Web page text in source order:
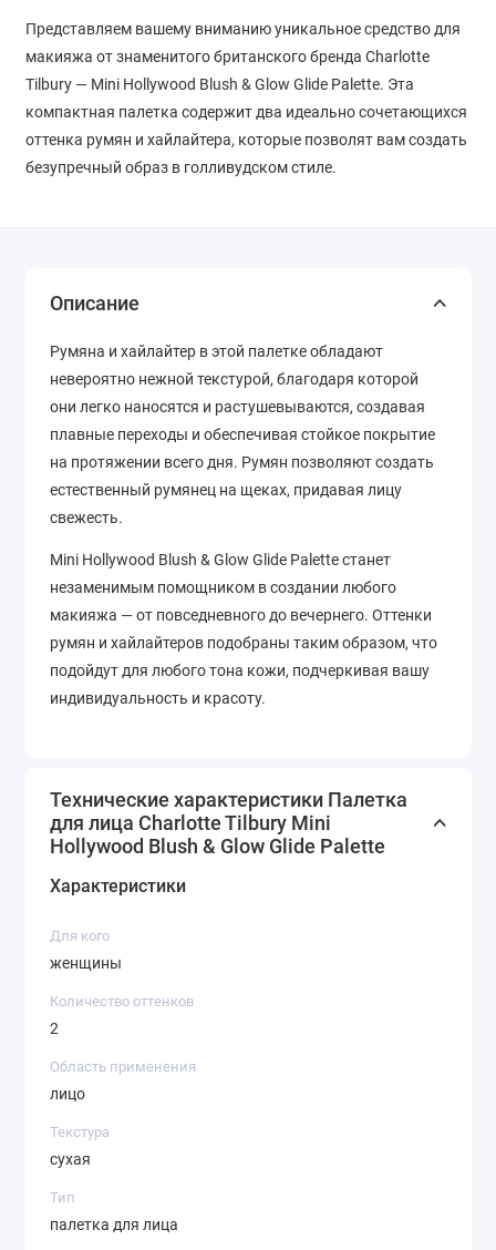
Представляем вашему вниманию уникальное средство для
макияжа от знаменитого британского бренда Charlotte
Tilbury — Mini Hollywood Blush & Glow Glide Palette. Эта
компактная палетка содержит два идеально сочетающихся
оттенка румян и хайлайтера, которые позволят вам создать
безупречный образ в голливудском стиле.
Описание
Румяна и хайлайтер в этой палетке обладают
невероятно нежной текстурой, благодаря которой
они легко наносятся и растушевываются, создавая
плавные переходы и обеспечивая стойкое покрытие
на протяжении всего дня. Румян позволяют создать
естественный румянец на щеках, придавая лицу
свежесть.
Mini Hollywood Blush & Glow Glide Palette станет
незаменимым помощником в создании любого
макияжа — от повседневного до вечернего. Оттенки
румян и хайлайтеров подобраны таким образом, что
подойдут для любого тона кожи, подчеркивая вашу
индивидуальность и красоту.
Технические характеристики Палетка
для лица Charlotte Tilbury Mini
Hollywood Blush & Glow Glide Palette
Характеристики
Для кого
женщины
Количество оттенков
2
Область применения
лицо
Текстура
сухая
Тип
палетка для лица